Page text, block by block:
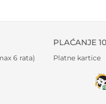
6 rata)
PLAĆANJE
Platne kartice